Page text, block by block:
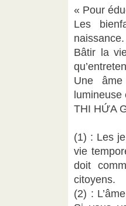
« Pour
Les
naissance.
Bâtir la
Une
THI HỨA
(1) : Les
vie
doit
citoyens.
(2) :